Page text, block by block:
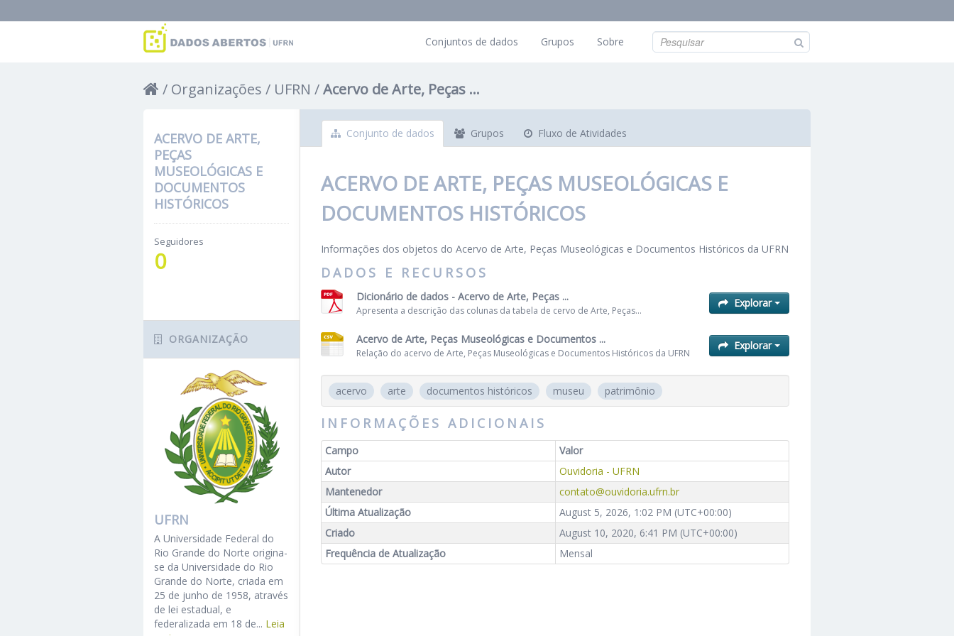
Conjuntos de dados Grupos Sobre
Organizações UFRN Acervo de Arte, Peças ...
Conjunto de dados Grupos Fluxo de Atividades
ACERVO DE ARTE, PEÇAS MUSEOLÓGICAS E
DOCUMENTOS HISTÓRICOS
Informações dos objetos do Acervo de Arte, Peças Museológicas e Documentos Históricos da UFRN
DADOS E RECURSOS
Dicionário de dados - Acervo de Arte, Peças ...
Apresenta a descrição das colunas da tabela de cervo de Arte, Peças...
Explorar
Acervo de Arte, Peças Museológicas e Documentos ...
Relação do acervo de Arte, Peças Museológicas e Documentos Históricos da UFRN
Explorar
acervo arte documentos históricos museu patrimônio
INFORMAÇÕES ADICIONAIS
Campo
Valor
Autor
Ouvidoria - UFRN
Mantenedor
contato@ouvidoria.ufrn.br
Última Atualização
August 5, 2026, 1:02 PM (UTC+00:00)
Criado
August 10, 2020, 6:41 PM (UTC+00:00)
Frequência de Atualização
Mensal
ACERVO DE ARTE,
PEÇAS
MUSEOLÓGICAS E
DOCUMENTOS
HISTÓRICOS
Seguidores
0
ORGANIZAÇÃO
UFRN
A Universidade Federal do
Rio Grande do Norte origina-
se da Universidade do Rio
Grande do Norte, criada em
25 de junho de 1958, através
de lei estadual, e
federalizada em 18 de... Leia